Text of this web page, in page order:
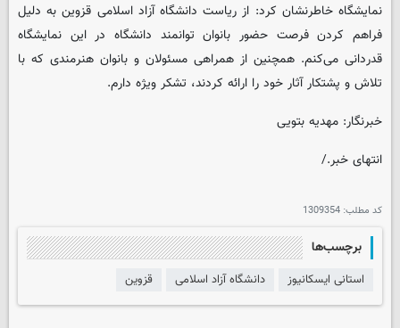
نمایشگاه خاطرنشان کرد: از ریاست دانشگاه آزاد اسلامی قزوین به دلیل
فراهم کردن فرصت حضور بانوان توانمند دانشگاه در این نمایشگاه
قدردانی می‌کنم. همچنین از همراهی مسئولان و بانوان هنرمندی که با
تلاش و پشتکار آثار خود را ارائه کردند، تشکر ویژه دارم.
خبرنگار: مهدیه بتویی
انتهای خبر./
کد مطلب: 1309354
برچسب‌ها
استانی ایسکانیوز دانشگاه آزاد اسلامی قزوین